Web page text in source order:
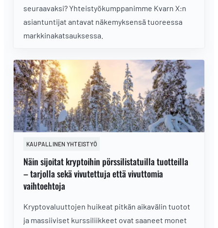
seuraavaksi? Yhteistyökumppanimme Kvarn X:n
asiantuntijat antavat näkemyksensä tuoreessa
markkinakatsauksessa.
KAUPALLINEN YHTEISTYÖ
Näin sijoitat kryptoihin pörssilistatuilla tuotteilla
– tarjolla sekä vivutettuja että vivuttomia
vaihtoehtoja
Kryptovaluuttojen huikeat pitkän aikavälin tuotot
ja massiiviset kurssiliikkeet ovat saaneet monet